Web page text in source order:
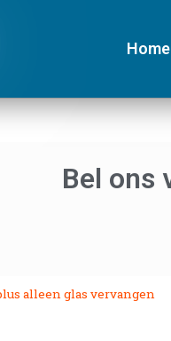
Home
Bel ons
alleen glas vervangen